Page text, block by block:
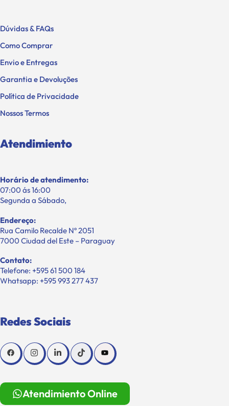
Dúvidas & FAQs
Como Comprar
Envio e Entregas
Garantia e Devoluções
Política de Privacidade
Nossos Termos
Atendimiento
Horário de atendimento:
07:00 ás 16:00
Segunda a Sábado,
Endereço:
Rua Camilo Recalde Nº 2051
7000 Ciudad del Este – Paraguay
Contato:
Telefone: +595 61 500 184
Whatsapp: +595 993 277 437
Redes Sociais
Atendimiento Online